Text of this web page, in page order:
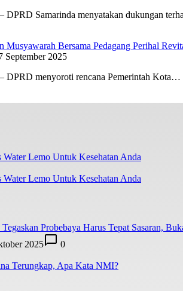
DPRD Samarinda menyatakan dukungan
Bersama Pedagang Perihal
September 2025
DPRD menyoroti rencana Pemerintah Kota…
Water Lemo Untuk Kesehatan Anda
Probebaya Harus Tepat Sasaran,
2025
0
Terungkap, Apa Kata NMI?